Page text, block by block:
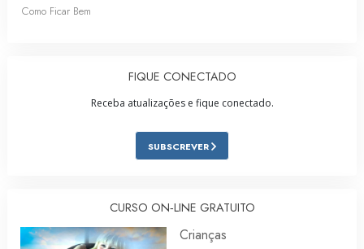
Como Ficar Bem
FIQUE CONECTADO
Receba atualizações e fique conectado.
SUBSCREVER
CURSO ON‑LINE GRATUITO
Crianças